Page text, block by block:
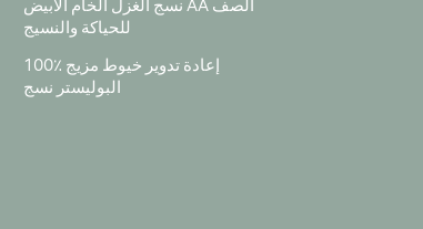
نسج الغزل الخام الأبيض AA الصف
للحياكة والنسيج
100٪ إعادة تدوير خيوط مزيج
البوليستر نسج